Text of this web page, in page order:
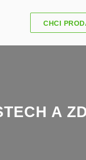
CHCI
A